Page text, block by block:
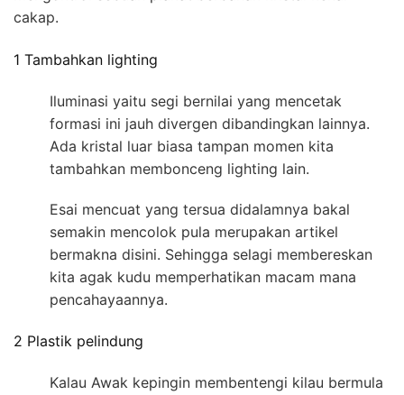
cakap.
1 Tambahkan lighting
Iluminasi yaitu segi bernilai yang mencetak
formasi ini jauh divergen dibandingkan lainnya.
Ada kristal luar biasa tampan momen kita
tambahkan membonceng lighting lain.
Esai mencuat yang tersua didalamnya bakal
semakin mencolok pula merupakan artikel
bermakna disini. Sehingga selagi membereskan
kita agak kudu memperhatikan macam mana
pencahayaannya.
2 Plastik pelindung
Kalau Awak kepingin membentengi kilau bermula